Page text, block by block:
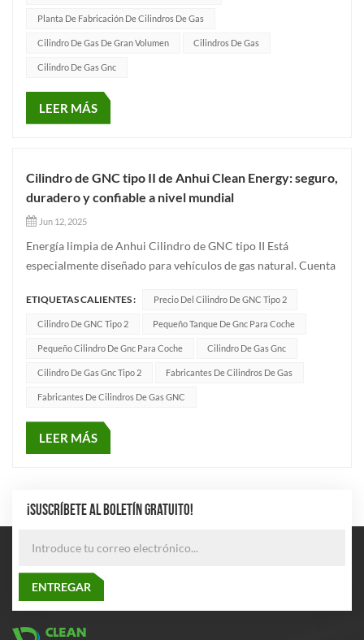
Planta De Fabricación De Cilindros De Gas
Cilindro De Gas De Gran Volumen Cilindros De Gas
Cilindro De Gas Gnc
LEER MÁS
Cilindro de GNC tipo II de Anhui Clean Energy: seguro,
duradero y confiable a nivel mundial
Jun 12, 2025
Energía limpia de Anhui Cilindro de GNC tipo II Está
especialmente diseñado para vehículos de gas natural. Cuenta
aleación 30CrMo de alta resistencia, recubierto con fibra de
vidrio para garantizar una excelente resistencia a la presión y
reduc...
ETIQUETAS CALIENTES : Precio Del Cilindro De GNC Tipo 2
Cilindro De GNC Tipo 2 Pequeño Tanque De Gnc Para Coche
Pequeño Cilindro De Gnc Para Coche Cilindro De Gas Gnc
Cilindro De Gas Gnc Tipo 2 Fabricantes De Cilindros De Gas
Fabricantes De Cilindros De Gas GNC
LEER MÁS
¡SUSCRÍBETE AL BOLETÍN GRATUITO!